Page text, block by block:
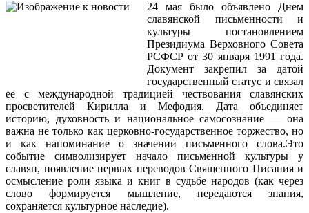
24 мая было объявлено Днем
славянской письменности и
культуры постановлением
Президиума Верховного Совета
РСФСР от 30 января 1991 года.
Документ закрепил за датой
государственный статус и связал
ее с международной традицией чествования славянских
просветителей Кирилла и Мефодия. Дата объединяет
историю, духовность и национальное самосознание — она
важна не только как церковно-государственное торжество, но
и как напоминание о значении письменного слова.Это
событие символизирует начало письменной культуры у
славян, появление первых переводов Священного Писания и
осмысление роли языка и книг в судьбе народов (как через
слово формируется мышление, передаются знания,
сохраняется культурное наследие).